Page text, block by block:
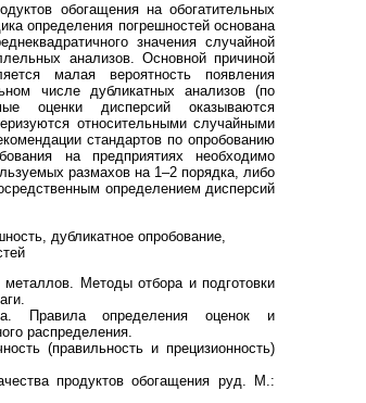
обогащения на обогатительных
определения погрешностей основана
значения случайной
анализов. Основной причиной
малая вероятность появления
числе дубликатных анализов (по
оценки дисперсий оказываются
относительными случайными
стандартов по опробованию
на предприятиях необходимо
размахов на 1–2 порядка, либо
определением дисперсий
дубликатное опробование,
Методы отбора и подготовки
Правила определения оценок и
распределения.
(правильность и прецизионность)
продуктов обогащения руд. М.: